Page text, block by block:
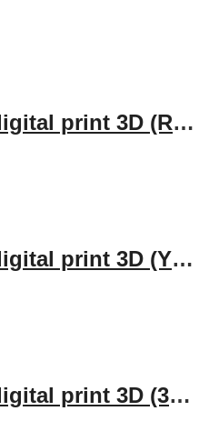
Lenjerie de pat digital print 3D (RAINBOW BUTTERFLY)
Lenjerie de pat digital print 3D (YELLOW FLOWER)
Lenjerie de pat digital print 3D (3D-PR2)